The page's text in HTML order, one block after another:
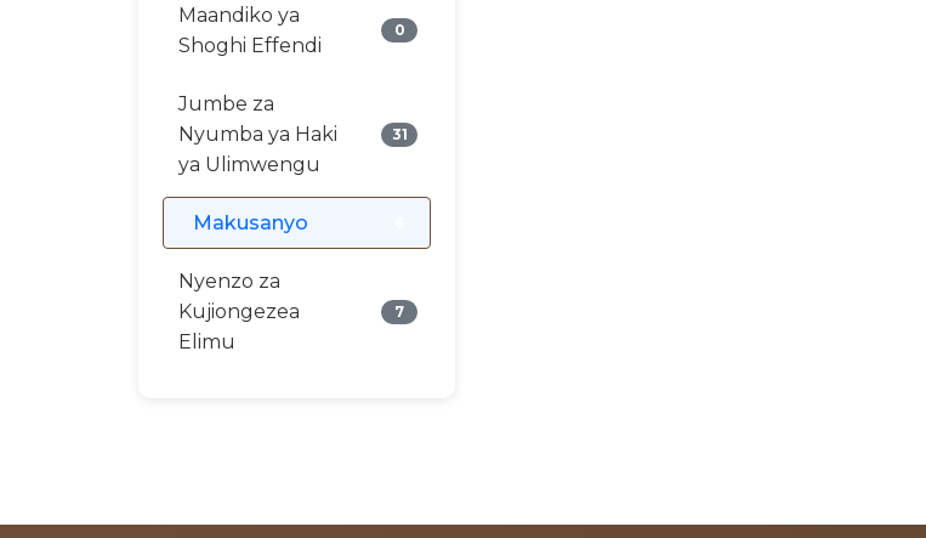
Maandiko ya
Shoghi Effendi
0
Jumbe za
Nyumba ya Haki
ya Ulimwengu
31
Makusanyo
Nyenzo za
Kujiongezea
Elimu
7